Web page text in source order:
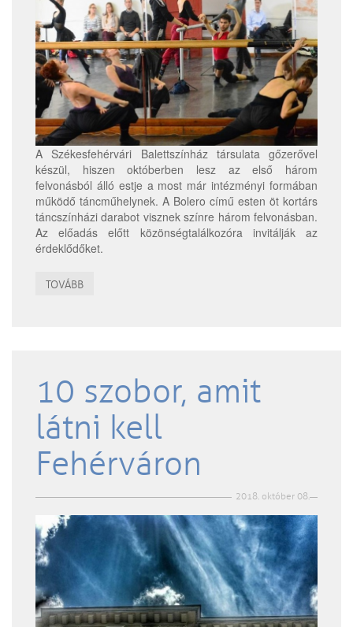
A Székesfehérvári Balettszínház társulata gőzerővel
készül, hiszen októberben lesz az első három
felvonásból álló estje a most már intézményi formában
működő táncműhelynek. A Bolero című esten öt kortárs
táncszínházi darabot visznek színre három felvonásban.
Az előadás előtt közönségtalálkozóra invitálják az
érdeklődőket.
TOVÁBB
10 szobor, amit
látni kell
Fehérváron
2018. október 08.